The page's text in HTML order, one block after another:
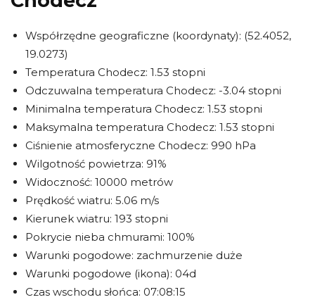
Współrzędne geograficzne (koordynaty): (52.4052,
19.0273)
Temperatura Chodecz: 1.53 stopni
Odczuwalna temperatura Chodecz: -3.04 stopni
Minimalna temperatura Chodecz: 1.53 stopni
Maksymalna temperatura Chodecz: 1.53 stopni
Ciśnienie atmosferyczne Chodecz: 990 hPa
Wilgotność powietrza: 91%
Widoczność: 10000 metrów
Prędkość wiatru: 5.06 m/s
Kierunek wiatru: 193 stopni
Pokrycie nieba chmurami: 100%
Warunki pogodowe: zachmurzenie duże
Warunki pogodowe (ikona): 04d
Czas wschodu słońca: 07:08:15